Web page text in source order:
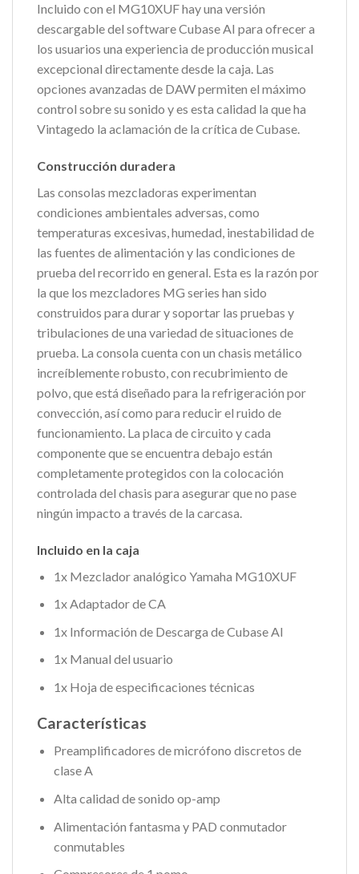
Incluido con el MG10XUF hay una versión
descargable del software Cubase AI para ofrecer a
los usuarios una experiencia de producción musical
excepcional directamente desde la caja. Las
opciones avanzadas de DAW permiten el máximo
control sobre su sonido y es esta calidad la que ha
Vintagedo la aclamación de la crítica de Cubase.
Construcción duradera
Las consolas mezcladoras experimentan
condiciones ambientales adversas, como
temperaturas excesivas, humedad, inestabilidad de
las fuentes de alimentación y las condiciones de
prueba del recorrido en general. Esta es la razón por
la que los mezcladores MG series han sido
construidos para durar y soportar las pruebas y
tribulaciones de una variedad de situaciones de
prueba. La consola cuenta con un chasis metálico
increíblemente robusto, con recubrimiento de
polvo, que está diseñado para la refrigeración por
convección, así como para reducir el ruido de
funcionamiento. La placa de circuito y cada
componente que se encuentra debajo están
completamente protegidos con la colocación
controlada del chasis para asegurar que no pase
ningún impacto a través de la carcasa.
Incluido en la caja
1x Mezclador analógico Yamaha MG10XUF
1x Adaptador de CA
1x Información de Descarga de Cubase AI
1x Manual del usuario
1x Hoja de especificaciones técnicas
Características
Preamplificadores de micrófono discretos de
clase A
Alta calidad de sonido op-amp
Alimentación fantasma y PAD conmutador
conmutables